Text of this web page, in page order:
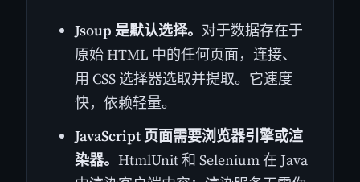
Jsoup 是默认选择。 对于数据存在于
原始 HTML 中的任何页面，连接、
用 CSS 选择器选取并提取。它速度
快，依赖轻量。
JavaScript 页面需要浏览器引擎或渲
染器。 HtmlUnit 和 Selenium 在 Java